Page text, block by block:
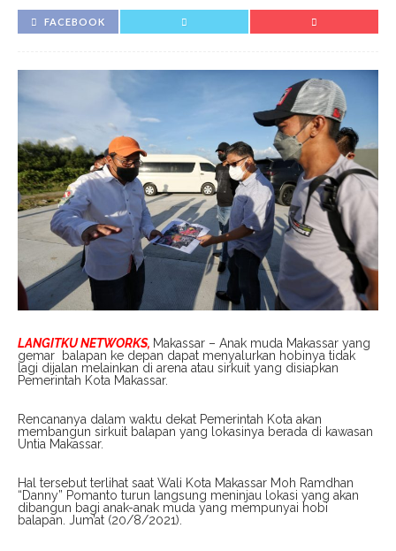
FACEBOOK
LANGITKU NETWORKS, Makassar – Anak muda Makassar yang
gemar balapan ke depan dapat menyalurkan hobinya tidak
lagi dijalan melainkan di arena atau sirkuit yang disiapkan
Pemerintah Kota Makassar.
Rencananya dalam waktu dekat Pemerintah Kota akan
membangun sirkuit balapan yang lokasinya berada di kawasan
Untia Makassar.
Hal tersebut terlihat saat Wali Kota Makassar Moh Ramdhan
“Danny” Pomanto turun langsung meninjau lokasi yang akan
dibangun bagi anak-anak muda yang mempunyai hobi
balapan. Jum’at (20/8/2021).